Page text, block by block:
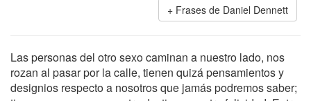
Frases de Daniel Dennett
Las personas del otro sexo caminan a nuestro lado, nos
rozan al pasar por la calle, tienen quizá pensamientos y
designios respecto a nosotros que jamás podremos saber;